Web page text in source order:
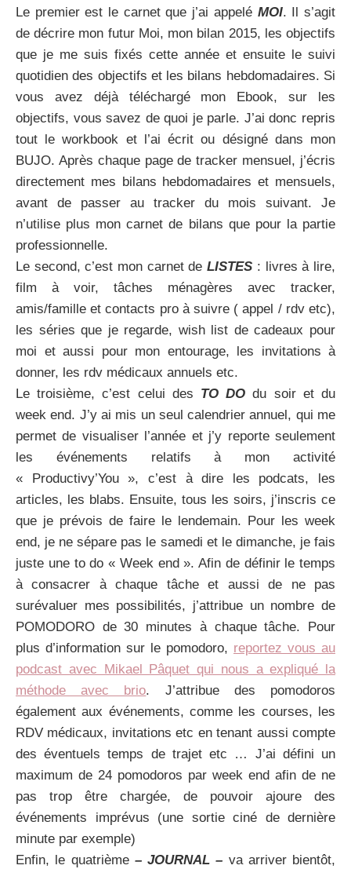
Le premier est le carnet que j’ai appelé MOI. Il s’agit
de décrire mon futur Moi, mon bilan 2015, les objectifs
que je me suis fixés cette année et ensuite le suivi
quotidien des objectifs et les bilans hebdomadaires. Si
vous avez déjà téléchargé mon Ebook, sur les
objectifs, vous savez de quoi je parle. J’ai donc repris
tout le workbook et l’ai écrit ou désigné dans mon
BUJO. Après chaque page de tracker mensuel, j’écris
directement mes bilans hebdomadaires et mensuels,
avant de passer au tracker du mois suivant. Je
n’utilise plus mon carnet de bilans que pour la partie
professionnelle.
Le second, c’est mon carnet deLISTES : livres à lire,
film à voir, tâches ménagères avec tracker,
amis/famille et contacts pro à suivre ( appel / rdv etc),
les séries que je regarde, wish list de cadeaux pour
moi et aussi pour mon entourage, les invitations à
donner, les rdv médicaux annuels etc.
Le troisième, c’est celui des TO DO du soir et du
week end. J’y ai mis un seul calendrier annuel, qui me
permet de visualiser l’année et j’y reporte seulement
les événements relatifs à mon activité
« Productivy’You », c’est à dire les podcats, les
articles, les blabs. Ensuite, tous les soirs, j’inscris ce
que je prévois de faire le lendemain. Pour les week
end, je ne sépare pas le samedi et le dimanche, je fais
juste une to do « Week end ». Afin de définir le temps
à consacrer à chaque tâche et aussi de ne pas
surévaluer mes possibilités, j’attribue un nombre de
POMODORO de 30 minutes à chaque tâche. Pour
plus d’information sur le pomodoro, reportez vous au
podcast avec Mikael Pâquet qui nous a expliqué la
méthode avec brio. J’attribue des pomodoros
également aux événements, comme les courses, les
RDV médicaux, invitations etc en tenant aussi compte
des éventuels temps de trajet etc … J’ai défini un
maximum de 24 pomodoros par week end afin de ne
pas trop être chargée, de pouvoir ajoure des
événements imprévus (une sortie ciné de dernière
minute par exemple)
Enfin, le quatrième – JOURNAL – va arriver bientôt,